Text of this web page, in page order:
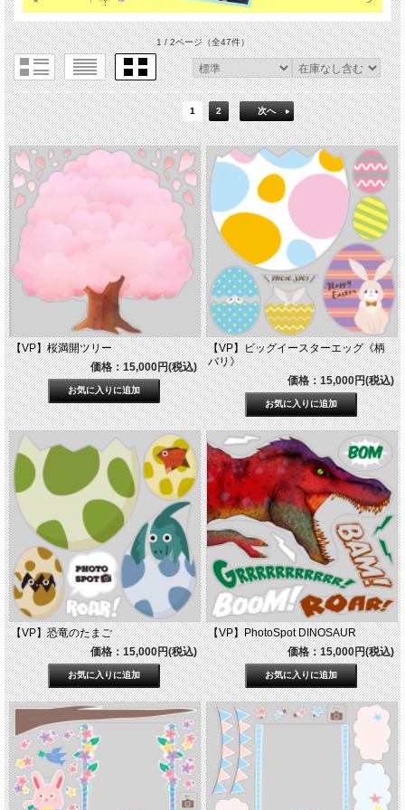
1 / 2ページ（全47件）
1 2 次へ
【VP】桜満開ツリー
価格：15,000円(税込)
【VP】ビッグイースターエッグ《柄
バリ》
価格：15,000円(税込)
【VP】恐竜のたまご
価格：15,000円(税込)
【VP】PhotoSpot DINOSAUR
価格：15,000円(税込)